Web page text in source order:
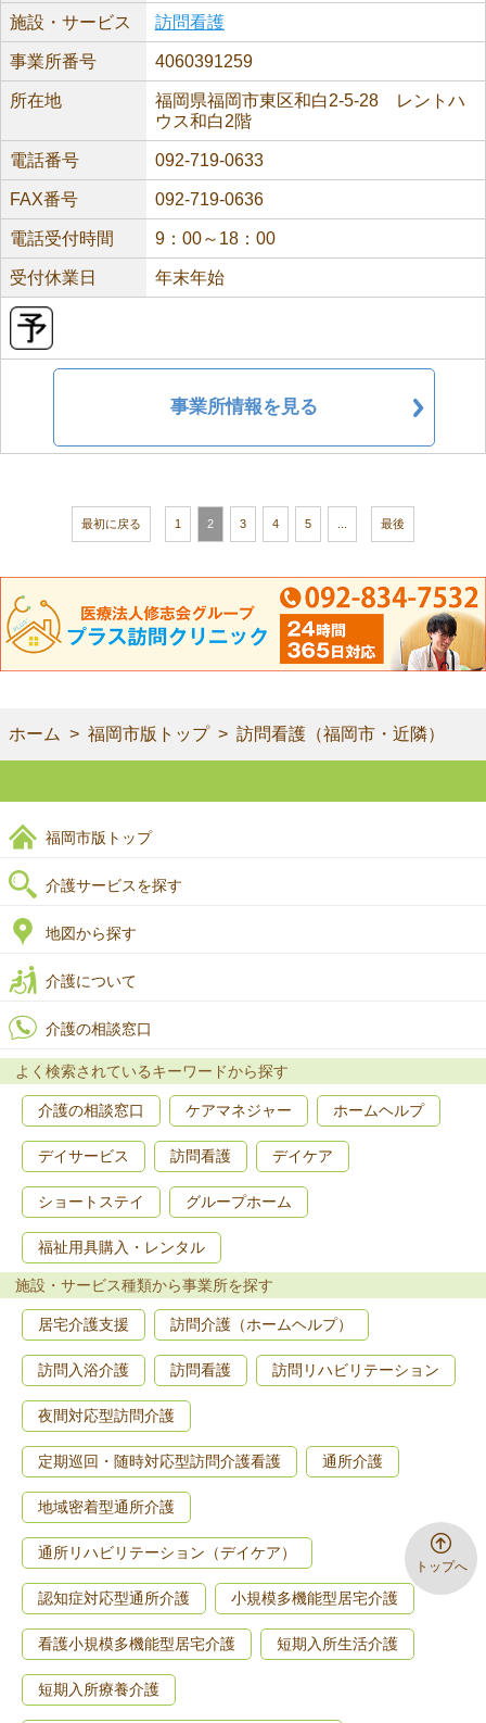
施設・サービス 訪問看護
事業所番号 4060391259
所在地
福岡県福岡市東区和白2-5-28 レントハ
ウス和白2階
電話番号 092-719-0633
FAX番号 092-719-0636
電話受付時間 9：00～18：00
受付休業日 年末年始
事業所情報を見る
最初に戻る 1 2 3 4 5 最後
ホーム 福岡市版トップ 訪問看護（福岡市・近隣）
トップへ
福岡市版トップ
介護サービスを探す
地図から探す
介護について
介護の相談窓口
よく検索されているキーワードから探す
介護の相談窓口 ケアマネジャー ホームヘルプ
デイサービス 訪問看護 デイケア
ショートステイ グループホーム
福祉用具購入・レンタル
施設・サービス種類から事業所を探す
居宅介護支援 訪問介護（ホームヘルプ）
訪問入浴介護 訪問看護 訪問リハビリテーション
夜間対応型訪問介護
定期巡回・随時対応型訪問介護看護 通所介護
地域密着型通所介護
通所リハビリテーション（デイケア）
認知症対応型通所介護 小規模多機能型居宅介護
看護小規模多機能型居宅介護 短期入所生活介護
短期入所療養介護